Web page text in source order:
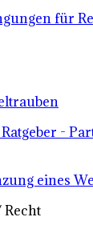
für
-
eines